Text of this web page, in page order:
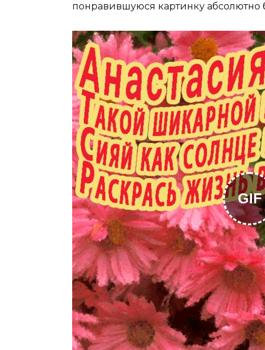
понравившуюся картинку абсолютно
GIF